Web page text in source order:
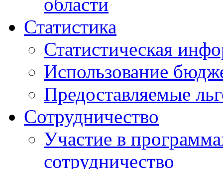
Статистика
Статистическая
Использование
Предоставляемые
Сотрудничество
Участие в
сотрудничество